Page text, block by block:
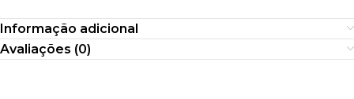
Informação adicional
Avaliações (0)